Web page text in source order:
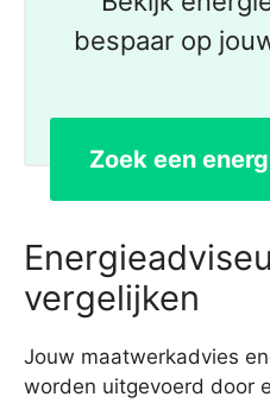
bespaar op
Zoek een
vergelijken
Jouw maatwerkadvies
worden uitgevoerd door